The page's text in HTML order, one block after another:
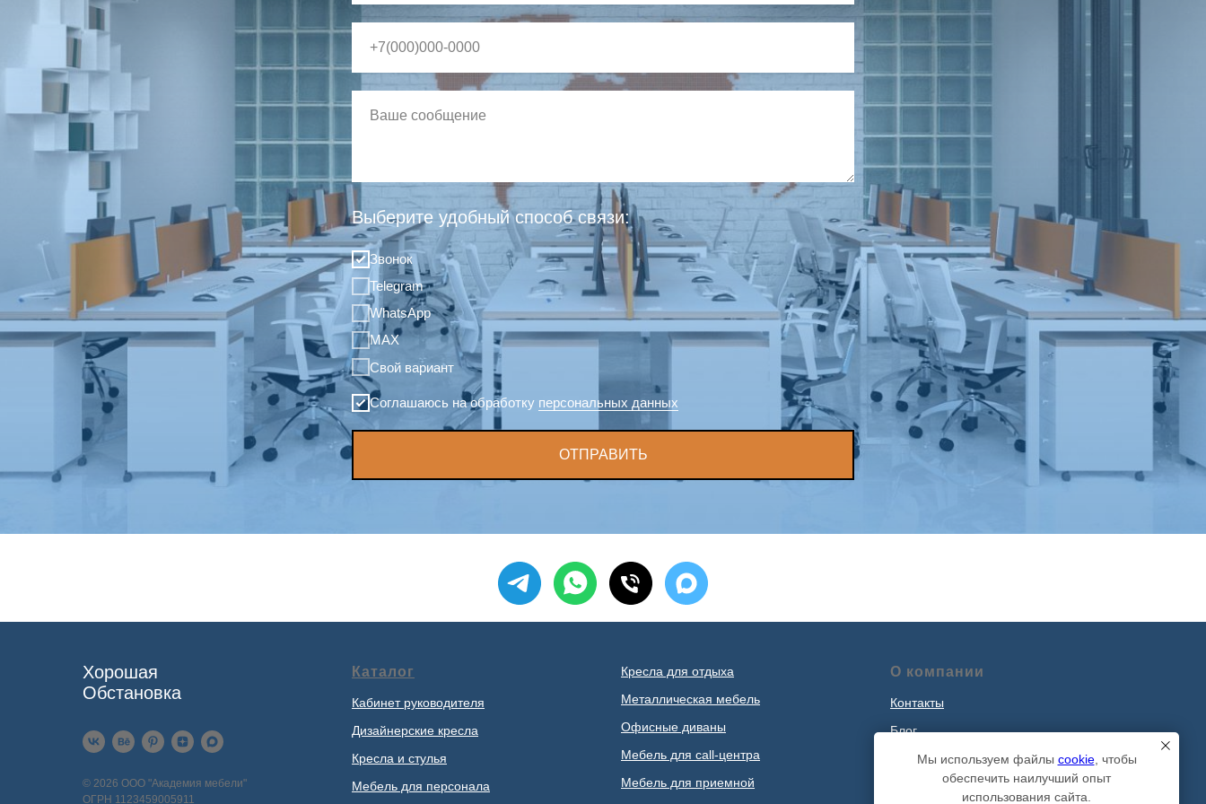
Выберите удобный способ связи:
Звонок
Telegram
WhatsApp
MAX
Свой вариант
Соглашаюсь на обработку персональных данных
ОТПРАВИТЬ
Мы используем файлы cookie, чтобы
обеспечить наилучший опыт
использования сайта.
Хорошая
Обстановка
© 2026 ООО "Академия мебели"
ОГРН 1123459005911
Каталог
Кабинет руководителя
Дизайнерские кресла
Кресла и стулья
Мебель для персонала
Кресла для отдыха
Металлическая мебель
Офисные диваны
Мебель для call-центра
Мебель для приемной
О компании
Контакты
Блог
Наши проекты
Политика обработки персональных